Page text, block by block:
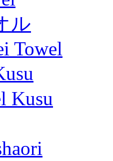
ル
Towel
Kusu